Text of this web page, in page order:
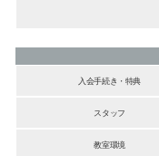
入会手続き・特典
スタッフ
教室環境